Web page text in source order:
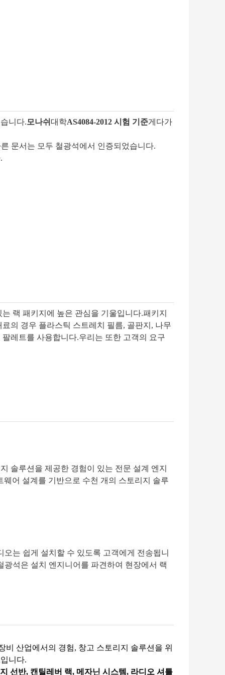
니다.모나쉬 대학AS4084-2012 시험 기준게다가
문서는 모두 철광석에서 인증되었습니다.
랙 패키지에 높은 관심을 기울입니다.패키지
의 경우 플라스틱 스트레치 필름, 골판지, 나무
레트를 사용합니다.우리는 또한 고객의 요구
솔루션을 제공한 경험이 있는 전문 설계 엔지
어 설계를 기반으로 수천 개의 스토리지 솔루
는 쉽게 설치할 수 있도록 고객에게 전송됩니
석은 설치 엔지니어를 파견하여 현장에서 랙
비 산업에서의 경험, 창고 스토리지 솔루션을 위
니다.
선반, 캔틸레버 랙, 메자닌 시스템, 라디오 셔틀